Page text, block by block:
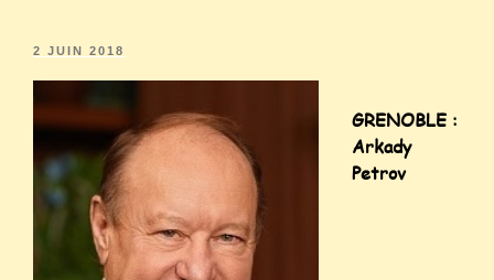
2 JUIN 2018
GRENOBLE :
Arkady
Petrov